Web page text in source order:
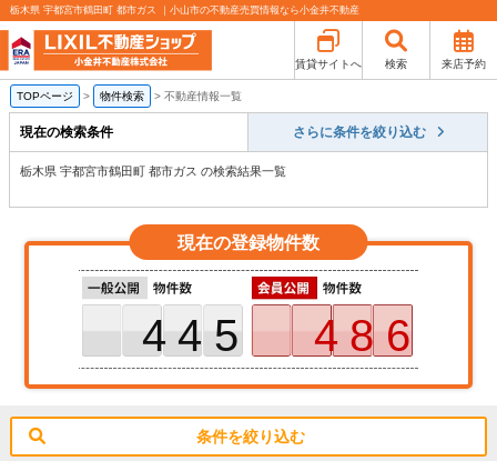
栃木県 宇都宮市鶴田町 都市ガス ｜小山市の不動産売買情報なら小金井不動産
賃貸サイトへ 検索 来店予約
TOPページ > 物件検索 > 不動産情報一覧
現在の検索条件 さらに条件を絞り込む
栃木県 宇都宮市鶴田町 都市ガス の検索結果一覧
現在の登録物件数
445 486
条件を絞り込む